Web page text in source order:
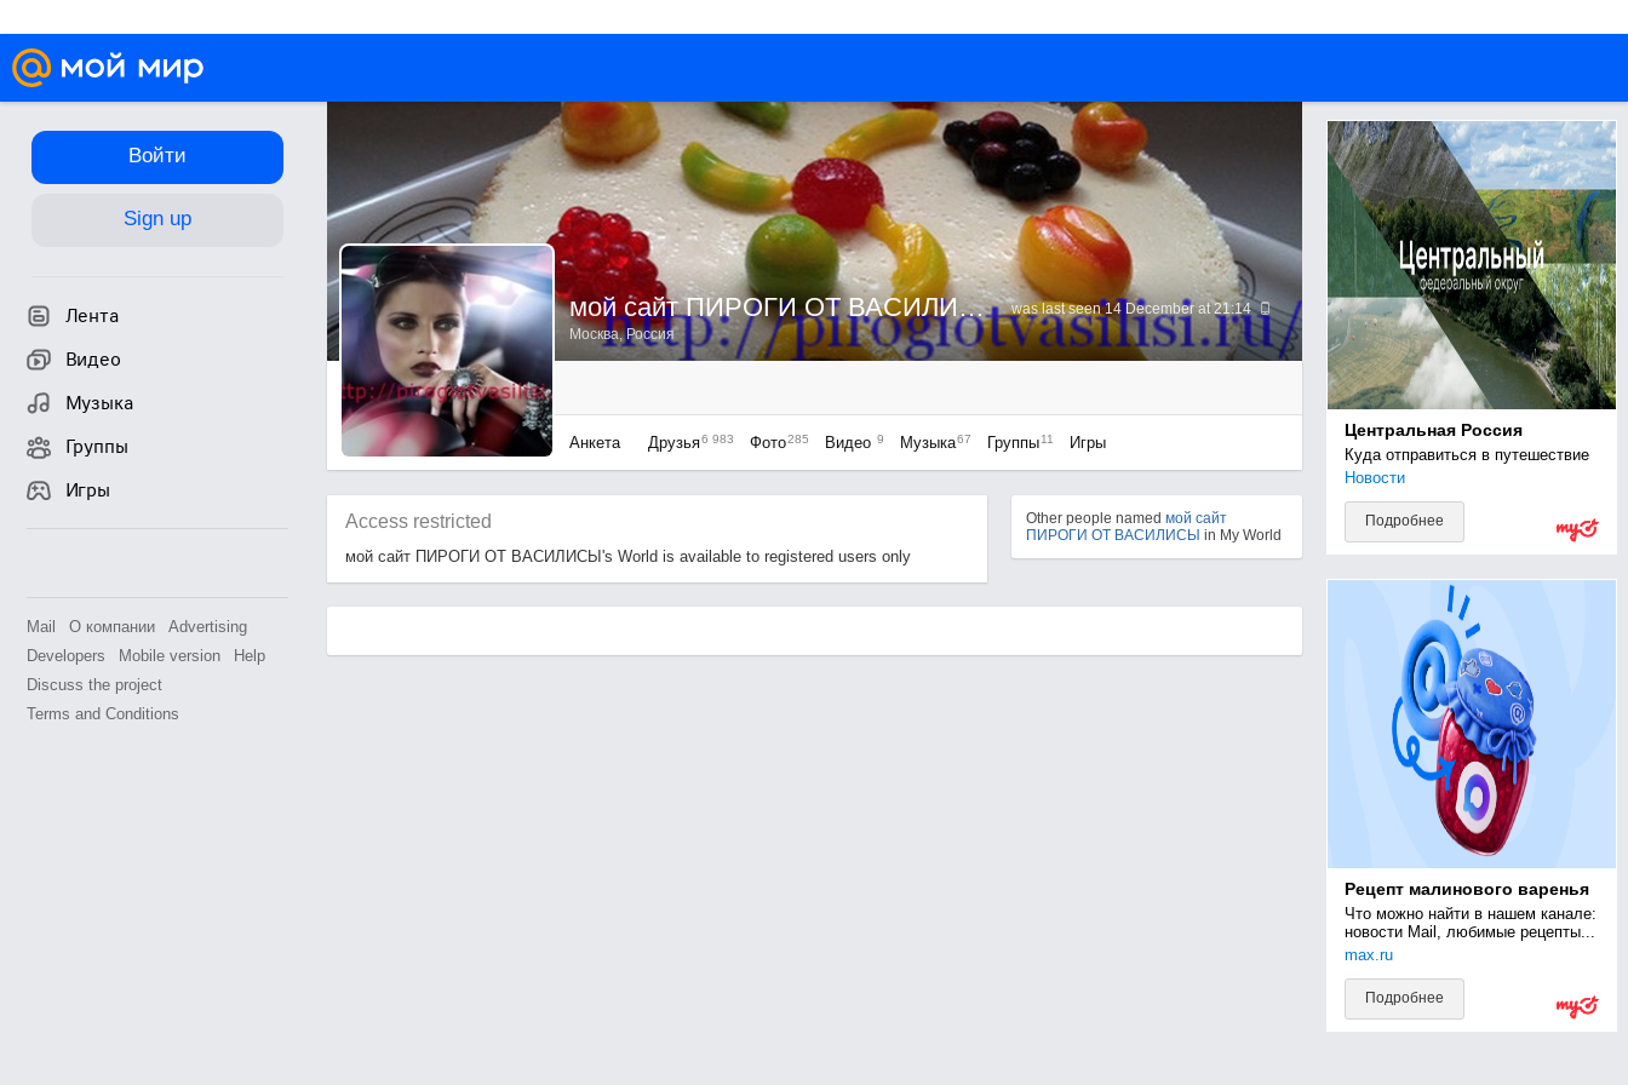
Войти
Sign up
Лента
Видео
Музыка
Группы
Игры
Mail О компании
Advertising
Developers
Mobile version
Help
Discuss the project
Terms and Conditions
мой сайт ПИРОГИ ОТ ВАСИЛИСЫ
was last seen 14 December at 21:14
Москва, Россия
Анкета Друзья6 983 Фото285 Видео 9 Музыка67 Группы 11 Игры
Access restricted
мой сайт ПИРОГИ ОТ ВАСИЛИСЫ's World is available to registered users only
Центральная Россия
Куда отправиться в путешествие
Новости
Подробнее
Рецепт малинового варенья
Что можно найти в нашем канале:
новости Mail, любимые рецепты...
max.ru
Подробнее
Other people named мой сайт
ПИРОГИ ОТ ВАСИЛИСЫ in My World